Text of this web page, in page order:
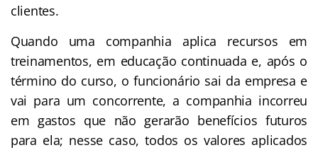
clientes.
Quando uma companhia aplica recursos em
treinamentos, em educação continuada e, após o
término do curso, o funcionário sai da empresa e
vai para um concorrente, a companhia incorreu
em gastos que não gerarão benefícios futuros
para ela; nesse caso, todos os valores aplicados